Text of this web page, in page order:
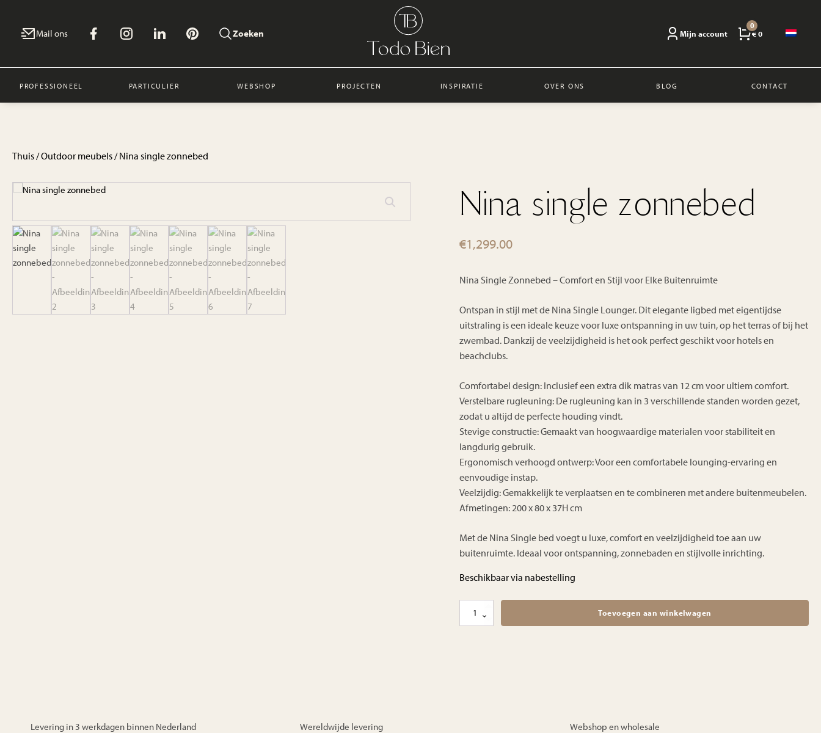
Mail ons Zoeken Mijn account
0
€ 0
PROFESSIONEEL PARTICULIER WEBSHOP PROJECTEN INSPIRATIE OVER ONS BLOG CONTACT
Thuis/Outdoor meubels/ Nina single zonnebed
Nina single zonnebed
€1,299.00
Nina Single Zonnebed – Comfort en Stijl voor Elke Buitenruimte
Ontspan in stijl met de Nina Single Lounger. Dit elegante ligbed met eigentijdse
uitstraling is een ideale keuze voor luxe ontspanning in uw tuin, op het terras of bij het
zwembad. Dankzij de veelzijdigheid is het ook perfect geschikt voor hotels en
beachclubs.
Comfortabel design: Inclusief een extra dik matras van 12 cm voor ultiem comfort.
Verstelbare rugleuning: De rugleuning kan in 3 verschillende standen worden gezet,
zodat u altijd de perfecte houding vindt.
Stevige constructie: Gemaakt van hoogwaardige materialen voor stabiliteit en
langdurig gebruik.
Ergonomisch verhoogd ontwerp: Voor een comfortabele lounging-ervaring en
eenvoudige instap.
Veelzijdig: Gemakkelijk te verplaatsen en te combineren met andere buitenmeubelen.
Afmetingen: 200 x 80 x 37H cm
Met de Nina Single bed voegt u luxe, comfort en veelzijdigheid toe aan uw
buitenruimte. Ideaal voor ontspanning, zonnebaden en stijlvolle inrichting.
Beschikbaar via nabestelling
Toevoegen aan winkelwagen
Levering in 3 werkdagen binnen Nederland Wereldwijde levering Webshop en wholesale